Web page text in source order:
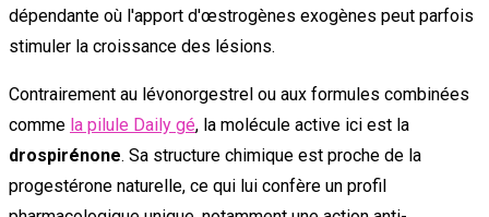
dépendante où l'apport d'œstrogènes exogènes peut parfois
stimuler la croissance des lésions.
Contrairement au lévonorgestrel ou aux formules combinées
comme la pilule Daily gé, la molécule active ici est la
drospirénone. Sa structure chimique est proche de la
progestérone naturelle, ce qui lui confère un profil